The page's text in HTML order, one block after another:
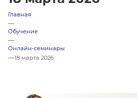
Главная
—
Обучение
—
Онлайн-семинары
—18 марта 2026